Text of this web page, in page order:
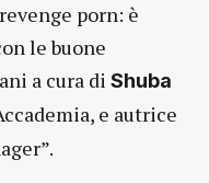
porn: è
le buone
a cura di Shuba
e autrice